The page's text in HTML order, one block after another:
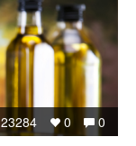
0
0
23284